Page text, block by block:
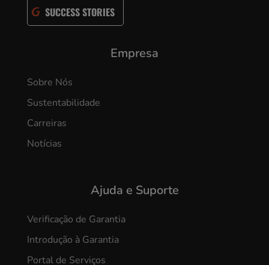
SUCCESS STORIES
Empresa
Sobre Nós
Sustentabilidade
Carreiras
Notícias
Ajuda e Suporte
Verificação de Garantia
Introdução à Garantia
Portal de Serviços